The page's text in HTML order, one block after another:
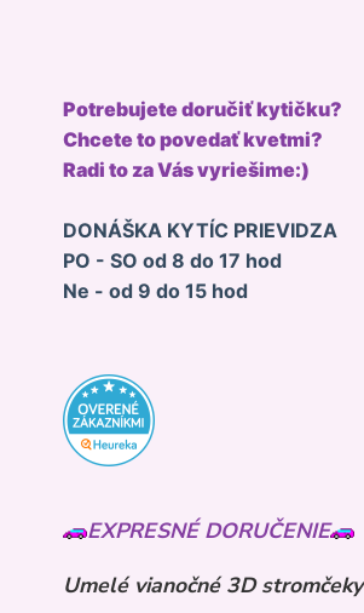
Potrebujete doručiť kytičku?
Chcete to povedať kvetmi?
Radi to za Vás vyriešime:)
DONÁŠKA KYTÍC PRIEVIDZA
PO - SO od 8 do 17 hod
Ne - od 9 do 15 hod
EXPRESNÉ DORUČENIE
Umelé vianočné 3D stromčeky